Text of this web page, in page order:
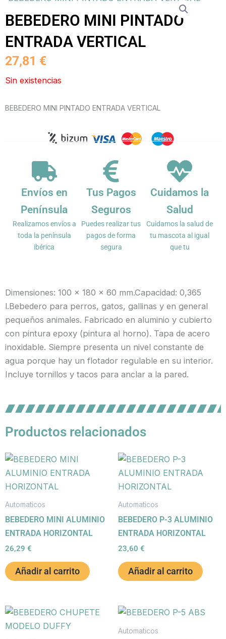
BEBEDERO MINI PINTADO
ENTRADA VERTICAL
27,81 €
Sin existencias
BEBEDERO MINI PINTADO ENTRADA VERTICAL
Envíos en
Península
Realizamos envíos a
toda la península
ibérica
Tus Pagos
Seguros
Puedes realizar tus
pagos de forma
segura
Cuidamos la
Salud
Cuidamos la salud de
tu mascota al igual
que tu
Dimensiones: 100 x 180 x 60 mm.Capacidad: 0,365
l.Bebedero para perros, gatos, gallinas y en general
pequeños animales. Fabricado en aluminio y cubierto
con pintura epoxy (pintura al horno). Tapa de acero
inoxidable. Siempre presenta un nivel constante de
agua porque hay un flotador regulable en su interior.
Incluye tornillos y tacos para anclar a la pared.
Productos relacionados
Automaticos
BEBEDERO MINI ALUMINIO
ENTRADA HORIZONTAL
26,29 €
Añadir al carrito
Automaticos
BEBEDERO P-3 ALUMINIO
ENTRADA HORIZONTAL
23,60 €
Añadir al carrito
Automaticos